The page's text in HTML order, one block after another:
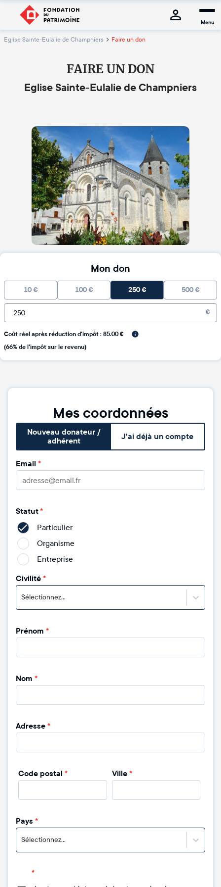
Menu
Eglise Sainte-Eulalie de Champniers Faire un don
FAIRE UN DON
Eglise Sainte-Eulalie de Champniers
Mon don
10 € 100 € 250€ 500 €
€
Coût réel après réduction d'impôt : 85.00 €
(66% de l'impôt sur le revenu)
Mes coordonnées
Nouveau donateur /
adhérent
J'ai déjà un compte
Email *
Statut*
Particulier
Organisme
Entreprise
Civilité*
Sélectionnez...
Prénom *
Nom *
Adresse*
Code postal * Ville *
Pays *
Sélectionnez...